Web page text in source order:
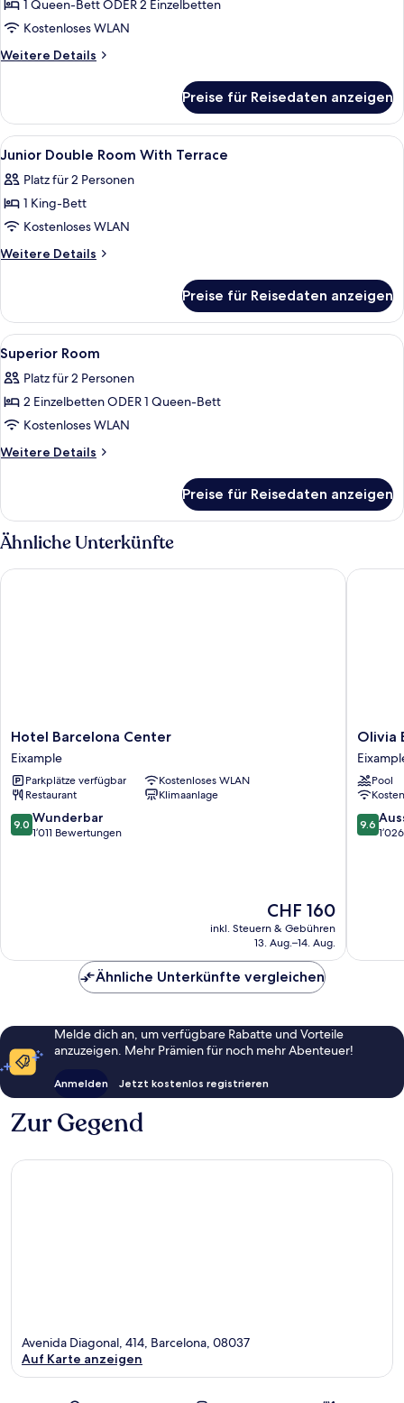
Deluxe
Room
anzeigen
1 Queen-Bett ODER 2 Einzelbetten
Kostenloses WLAN
Weitere Details
Weitere
Room
Preise für Reisedaten anzeigen
Alle
Fotos
für
Junior
Double
Room
anzeigen
Allergikerbettwaren,
4
Junior Double Room With Terrace
Platz für 2 Personen
1 King-Bett
Kostenloses WLAN
Weitere Details
Weitere
Double
Room
With
Terrace
Preise für Reisedaten anzeigen
Alle
Fotos
für
Superior
Room
anzeigen
Allergikerbettwaren,
8
Superior Room
Platz für 2 Personen
2 Einzelbetten ODER 1 Queen-Bett
Kostenloses WLAN
Weitere Details
Weitere
Room
Preise für Reisedaten anzeigen
Ähnliche Unterkünfte
Hotel
Barcelona
Center
Eixample
Hotel Barcelona Center
Eixample
Parkplätze verfügbar
Kostenloses WLAN
Restaurant
Klimaanlage
9.0
von
9.0 Wunderbar
1’011 Bewertungen
Der
Preis
beträgt
CHF 160
inkl. Steuern & Gebühren
13. Aug.–14. Aug.
Hotel Barcelona Center
Olivia
Balmes
Hotel
Olivia
Pool
9.6
von
9.6
Olivia
Ähnliche Unterkünfte vergleichen
Melde dich an, um verfügbare Rabatte und Vorteile
anzuzeigen. Mehr Prämien für noch mehr Abenteuer!
Anmelden Jetzt kostenlos registrieren
Zur Gegend
Avenida Diagonal, 414, Barcelona, 08037
Auf Karte anzeigen